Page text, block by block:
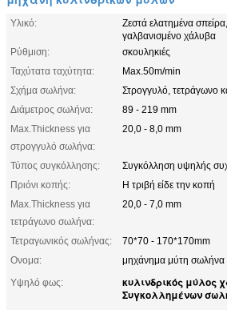
Υλικό:
Ζεστά ελατημένα
γαλβανισμένο χάλυβα
Ρύθμιση:
σκουληκιές
Ταχύτατα ταχύτητα:
Max.50m/min
Σχήμα σωλήνα:
Στρογγυλό, τετράγωνο
Διάμετρος σωλήνα:
89 - 219 mm
Max.Thickness για
στρογγυλό σωλήνα:
20,0 - 8,0 mm
Τύπος συγκόλλησης:
Συγκόλληση υψηλής
Πριόνι κοπής:
Η τριβή είδε την κοπή
Max.Thickness για
τετράγωνο σωλήνα:
20,0 - 7,0 mm
Τετραγωνικός σωλήνας:
70*70 - 170*170mm
Ονομα:
μηχάνημα μύτη σωλήνα
Υψηλό φως:
κυλινδρικός μύλος
Συγκολλημένων